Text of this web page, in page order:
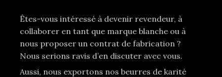
Êtes-vous intéressé à devenir revendeur, à
collaborer en tant que marque blanche ou à
nous proposer un contrat de fabrication ?
Nous serions ravis d’en discuter avec vous.
Aussi, nous exportons nos beurres de karité